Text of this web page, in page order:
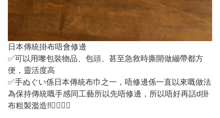
日本傳統掛布唔會修邊
✅可以用嚟包裝物品、包頭、甚至急救時撕開做繃帶都方
便，靈活度高
✅手ぬぐい係日本傳統布巾之一，唔修邊係一直以來嘅做法
為保持傳統嘅手感同工藝所以先唔修邊，所以唔好再話d掛
布粗製濫造!!✌🏽👍🏼